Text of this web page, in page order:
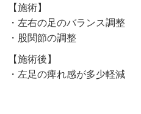
【施術】
・左右の足のバランス調整
・股関節の調整
【施術後】
・左足の痺れ感が多少軽減